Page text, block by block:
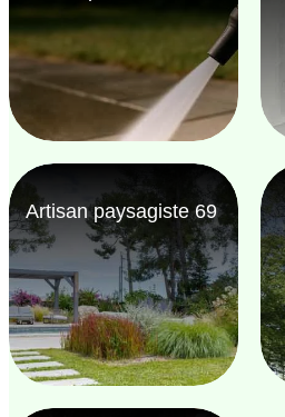
Artisan paysagiste 69